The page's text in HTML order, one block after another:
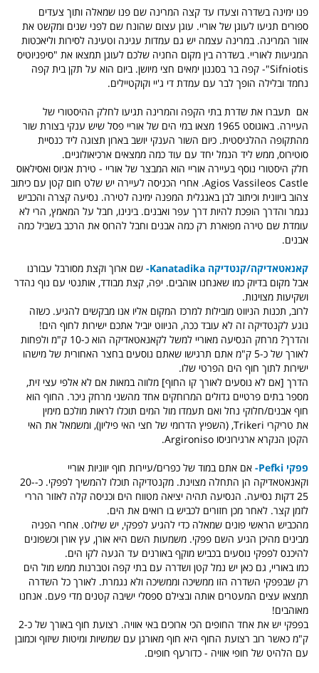
פנו ימינה בשדרה וצעדו עד קצה המרינה שם פנו שמאלה ותוך צעדים
ספורים תגיעו לעוגן של אוריי. עוגן עצום שהונח שם לפני שנים ומקשט את
אזור המרינה. במרינה עצמה יש גם עמדות עגינה וטעינה לסירות וליאכטות
המגיעות לאוריי. בשדרה בין מקום החניה שלכם לעוגן תמצאו את "סיפניוטיס
Sifniotis"- קפה בר בסגנון ימאים חצי מיושן. ביום הוא על תקן בית קפה
נחמד ובלילה הופך לבר עם עמדת די ג'יי וקוקטיילים.
אם תעברו את שדרת בתי הקפה והמרינה תגיעו לחלק ההיסטורי של
העיירה. באוגוסט 1965 מצאו במי הים של אוריי פסל שיש ענקי בצורת שור
מהתקופה ההלניסטית. כיום השור הענקי יושב בארון תצוגה ליד כנסיית
סוטירוס, ממש ליד הנמל יחד עם עוד כמה ממצאים ארכיאולוגיים.
חלק היסטורי נוסף בעיירה אוריי הוא המבצר של אוריי - טירת אגיוס ואסילאוס
Agios Vassileos Castle. אחרי הכניסה לעיירה יש שלט חום קטן עם כיתוב
צהוב ביוונית וכיתוב לבן באנגלית המפנה ימינה לטירה. נסיעה קצרה והכביש
נגמר והדרך הופכת להיות דרך עפר ואבנים. בינינו, חבל על המאמץ, הרי לא
עומדת שם טירה מפוארת רק כמה אבנים וחבל להרוס את הרכב בשביל כמה
אבנים.
קאנאטאדיקה/קנטדיקה Kanatadika-
שם ארוך וקצת מסורבל עבורנו
אבל מקום בדיוק כמו שאנחנו אוהבים. יפה, קצת מבודד, אותנטי עם נוף נהדר
ושקיעות מצוינות.
לרוב, תכנות הניווט מובילות למרכז המקום אליו אנו מבקשים להגיע. כשזה
נוגע לקנטדיקה זה לא עובד ככה, הניווט יוביל אתכם ישירות לחוף הים!
והדרך? מרחק הנסיעה מאוריי למשל לקאנאטאדיקה הוא כ-10 ק"מ ולפחות
לאורך של כ-5 ק"מ אתם תרגישו שאתם נוסעים בחצר האחורית של מישהו
ישירות לתוך חוף הים הפרטי שלו.
הדרך [אם לא נוסעים לאורך קו החוף] מלווה במאות אם לא אלפי עצי זית,
מספר בתים פרטיים גדולים המרוחקים אחד מהשני מרחק ניכר. החוף הוא
חוף אבנים/חלוקי נחל ואם תעמדו מול המים תוכלו לראות מולכם מימין
את
טריקרי Trikeri, (השפיץ הדרומי של חצי האי פיליון), ומשמאל את האי
הקטן הנקרא ארגירוניסו Argironiso.
פפקי Pefki-
אם אתם במוד של כפרים/עיירות חוף יווניות אוריי
וקאנאטאדיקה הן התחלה מצוינת. מקנטדיקה תוכלו להמשיך לפפקי. כ-20-
25 דקות נסיעה. הנסיעה תהיה יציאה מטווח הים וכניסה קלה לאזור הררי
לזמן קצר. לאחר מכן חזורים לכביש בו רואים את הים.
מהכביש הראשי פונים שמאלה כדי להגיע לפפקי, יש שילוט. אחרי הפניה
מבינים מהיכן הגיע השם פפקי. משמעות השם היא אורן, עץ אורן וכשפונים
להיכנס לפפקי נוסעים בכביש מוקף באורנים עד הגעה לקו הים.
כמו באוריי, גם כאן יש נמל קטן ושדרה עם בתי קפה וטברנות ממש מול הים
רק שבפפקי השדרה הזו ממשיכה וממשיכה ולא נגמרת. לאורך כל השדרה
תמצאו עצים המעטרים אותה ובצילם ספסלי ישיבה קטנים מדי פעם. אנחנו
מאוהבים!
בפפקי יש את אחד החופים הכי ארוכים באי אוויה. רצועת חוף באורך של כ-2
ק"מ כאשר רוב רצועת החוף היא חוף מאורגן עם שמשיות ומיטות שיזוף וכמובן
עם הלהיט של חופי אוויה - כדורעף חופים.